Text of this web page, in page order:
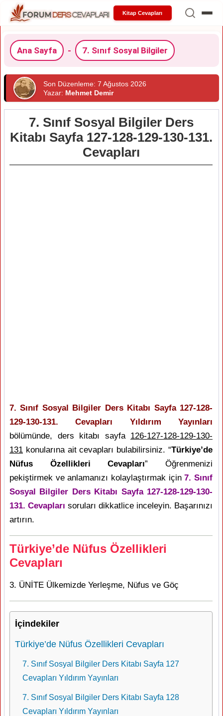
Kitap Cevapları
Ana Sayfa - 7. Sınıf Sosyal Bilgiler
Son Düzenleme: 7 Ağustos 2026
Yazar: Mehmet Demir
7. Sınıf Sosyal Bilgiler Ders
Kitabı Sayfa 127-128-129-130-131.
Cevapları
7. Sınıf Sosyal Bilgiler Ders Kitabı Sayfa 127-128-
129-130-131. Cevapları Yıldırım Yayınları
bölümünde, ders kitabı sayfa 126-127-128-129-130-
131 konularına ait cevapları bulabilirsiniz. “Türkiye’de
Nüfus Özellikleri Cevapları” Öğrenmenizi
pekiştirmek ve anlamanızı kolaylaştırmak için7. Sınıf
Sosyal Bilgiler Ders Kitabı Sayfa 127-128-129-130-
131. Cevapları soruları dikkatlice inceleyin. Başarınızı
artırın.
Türkiye’de Nüfus Özellikleri
Cevapları
3. ÜNİTE Ülkemizde Yerleşme, Nüfus ve Göç
İçindekiler
Türkiye’de Nüfus Özellikleri Cevapları
7. Sınıf Sosyal Bilgiler Ders Kitabı Sayfa 127
Cevapları Yıldırım Yayınları
7. Sınıf Sosyal Bilgiler Ders Kitabı Sayfa 128
Cevapları Yıldırım Yayınları